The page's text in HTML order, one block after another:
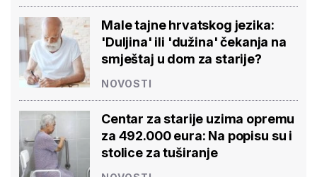
Male tajne hrvatskog jezika:
'Duljina' ili 'dužina' čekanja na
smještaj u dom za starije?
NOVOSTI
Centar za starije uzima opremu
za 492.000 eura: Na popisu su i
stolice za tuširanje